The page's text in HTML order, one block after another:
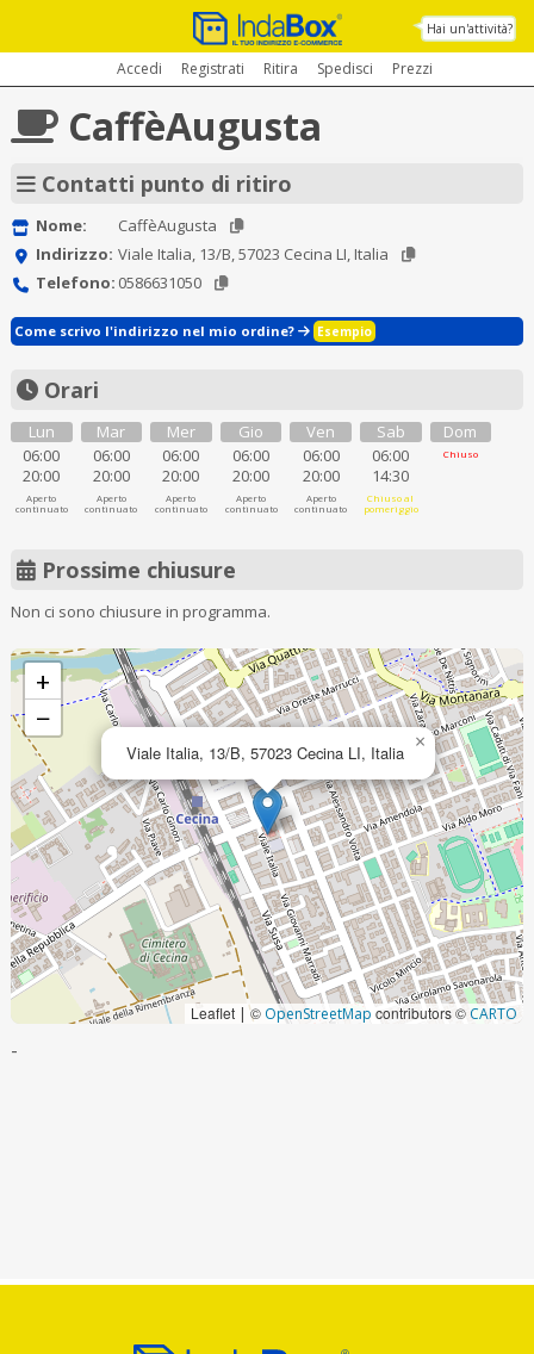
Hai un'attività?
Accedi Registrati Ritira Spedisci Prezzi
CaffèAugusta
Contatti punto di ritiro
Nome:
CaffèAugusta
Indirizzo: Viale Italia, 13/B, 57023 Cecina LI, Italia
Telefono: 0586631050
Come scrivo l'indirizzo nel mio ordine? Esempio
Orari
Lun
06:00
20:00
Aperto
continuato
Mar
06:00
20:00
Aperto
continuato
Mer
06:00
20:00
Aperto
continuato
Gio
06:00
20:00
Aperto
continuato
Ven
06:00
20:00
Aperto
continuato
Sab
06:00
14:30
Chiuso al
pomeriggio
Dom
Chiuso
Prossime chiusure
Non ci sono chiusure in programma.
Viale Italia, 13/B, 57023 Cecina LI, Italia ×
+
−
Leaflet | © OpenStreetMap contributors © CARTO
-